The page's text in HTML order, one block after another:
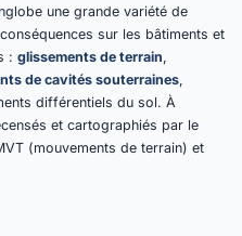
une grande variété de
sur les bâtiments et
: glissements de terrain,
de cavités souterraines,
différentiels du sol. À
et cartographiés par le
(mouvements de terrain) et